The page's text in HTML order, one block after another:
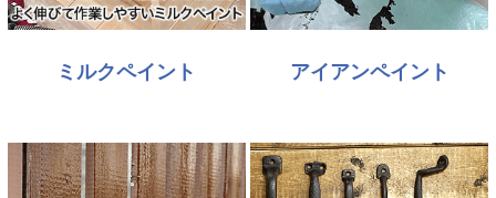
ミルクペイント アイアンペイント